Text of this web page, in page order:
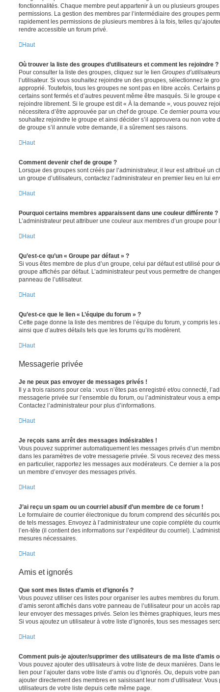
fonctionnalités. Chaque membre peut appartenir à un ou plusieurs
permissions. La gestion des membres par l’intermédiaire des groupes
rapidement les permissions de plusieurs membres à la fois, telles
rendre accessible un forum privé.
Haut
Où trouver la liste des groupes d’utilisateurs et comment les rejoindre ?
Pour consulter la liste des groupes, cliquez sur le lien Groupes d’utilisateurs
l’utilisateur. Si vous souhaitez rejoindre un des groupes, sélectionnez le
approprié. Toutefois, tous les groupes ne sont pas en libre accès. Certains
certains sont fermés et d’autres peuvent même être masqués. Si le groupe
rejoindre librement. Si le groupe est dit « À la demande », vous pouvez
nécessitera d’être approuvée par un chef de groupe. Ce dernier pourra
souhaitez rejoindre le groupe et ainsi décider s’il approuvera ou non votre
de groupe s’il annule votre demande, il a sûrement ses raisons.
Haut
Comment devenir chef de groupe ?
Lorsque des groupes sont créés par l’administrateur, il leur est attribué un
un groupe d’utilisateurs, contactez l’administrateur en premier lieu en lui
Haut
Pourquoi certains membres apparaissent dans une couleur différente ?
L’administrateur peut attribuer une couleur aux membres d’un groupe
Haut
Qu’est-ce qu’un « Groupe par défaut » ?
Si vous êtes membre de plus d’un groupe, celui par défaut est utilisé pour
groupe affichés par défaut. L’administrateur peut vous permettre de
panneau de l’utilisateur.
Haut
Qu’est-ce que le lien « L’équipe du forum » ?
Cette page donne la liste des membres de l’équipe du forum, y compris
ainsi que d’autres détails tels que les forums qu’ils modèrent.
Haut
Messagerie privée
Je ne peux pas envoyer de messages privés !
Il y a trois raisons pour cela : vous n’êtes pas enregistré et/ou connecté,
messagerie privée sur l’ensemble du forum, ou l’administrateur vous a
Contactez l’administrateur pour plus d’informations.
Haut
Je reçois sans arrêt des messages indésirables !
Vous pouvez supprimer automatiquement les messages privés d’un
dans les paramètres de votre messagerie privée. Si vous recevez des
en particulier, rapportez les messages aux modérateurs. Ce dernier a la
un membre d’envoyer des messages privés.
Haut
J’ai reçu un spam ou un courriel abusif d’un membre de ce forum !
Le formulaire de courrier électronique du forum comprend des sécurités
de tels messages. Envoyez à l’administrateur une copie complète du
l’en-tête (il contient des informations sur l’expéditeur du courriel).
mesures nécessaires.
Haut
Amis et ignorés
Que sont mes listes d’amis et d’ignorés ?
Vous pouvez utiliser ces listes pour organiser les autres membres du
d’amis seront affichés dans votre panneau de l’utilisateur pour un accès
leur envoyer des messages privés. Selon les thèmes graphiques, leurs
Si vous ajoutez un utilisateur à votre liste d’ignorés, tous ses messages
Haut
Comment puis-je ajouter/supprimer des utilisateurs de ma liste d’amis
Vous pouvez ajouter des utilisateurs à votre liste de deux manières. Dans
lien pour l’ajouter dans votre liste d’amis ou d’ignorés. Ou, depuis votre
ajouter directement des membres en saisissant leur nom d’utilisateur.
utilisateurs de votre liste depuis cette même page.